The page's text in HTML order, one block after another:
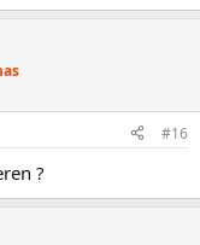
#16
?